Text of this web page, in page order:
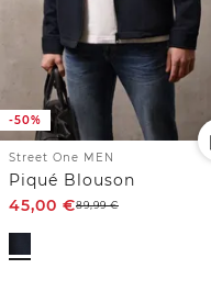
-50%
Street One MEN
Piqué Blouson
45,00 €89,99€